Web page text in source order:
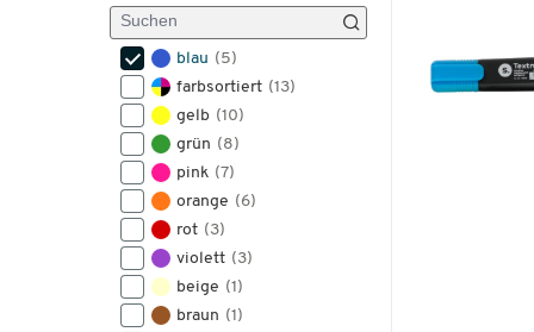
blau (5)
farbsortiert (13)
gelb (10)
grün (8)
pink (7)
orange (6)
rot (3)
violett (3)
beige (1)
braun (1)